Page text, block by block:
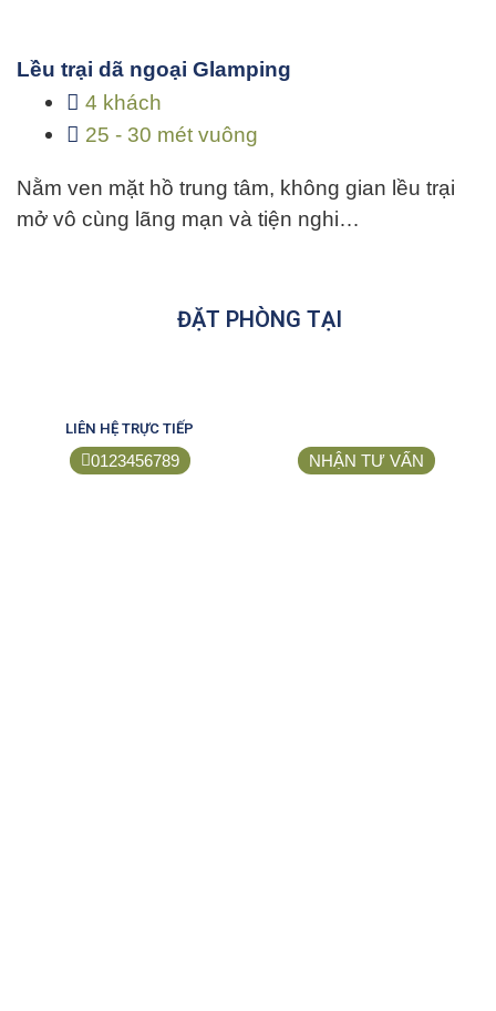
Lều trại dã ngoại Glamping
4 khách
25 - 30 mét vuông
Nằm ven mặt hồ trung tâm, không gian lều trại
mở vô cùng lãng mạn và tiện nghi…
ĐẶT PHÒNG TẠI
LIÊN HỆ TRỰC TIẾP
0123456789 NHẬN TƯ VẤN